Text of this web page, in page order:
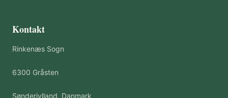
Kontakt
Rinkenæs Sogn
6300 Gråsten
Sønderjylland, Danmark